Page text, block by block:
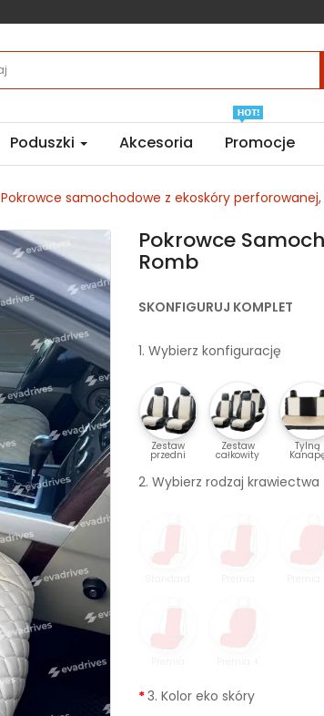
Poduszki Akcesoria Promocje
Pokrowce samochodowe z ekoskóry
Pokrowce
Romb
SKONFIGURUJ KOMPLET
1. Wybierz konfigurację
Zestaw
przedni
Zestaw
całkowity
Tylną
2. Wybierz rodzaj krawiectwa
3. Kolor eko skóry